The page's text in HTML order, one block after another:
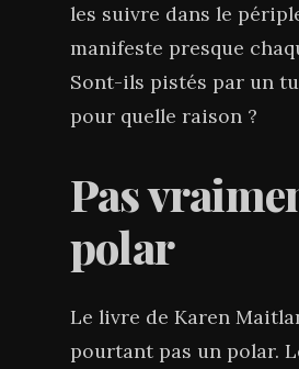
les suivre dans le
manifeste presque
Sont-ils pistés par un
pour quelle raison ?
Pas
polar
Le livre de Karen
pourtant pas un polar.